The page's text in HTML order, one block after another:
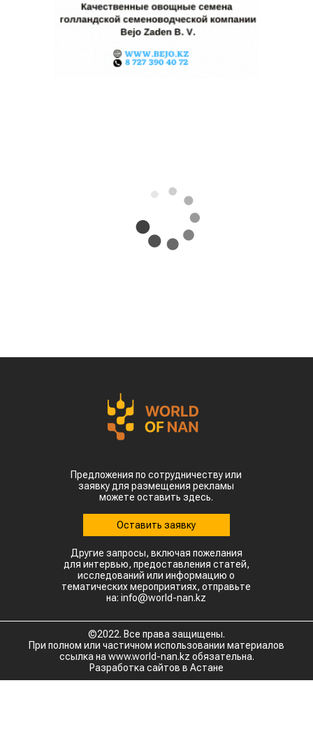
Предложения по сотрудничеству или
заявку для размещения рекламы
можете оставить здесь.
Оставить заявку
Другие запросы, включая пожелания
для интервью, предоставления статей,
исследований или информацию о
тематических мероприятиях, отправьте
на: info@world-nan.kz
©2022. Все права защищены.
При полном или частичном использовании материалов
ссылка на www.world-nan.kz обязательна.
Разработка сайтов в Астане